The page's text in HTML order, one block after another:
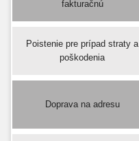
fakturačnú
Poistenie pre prípad straty a
poškodenia
Doprava na adresu